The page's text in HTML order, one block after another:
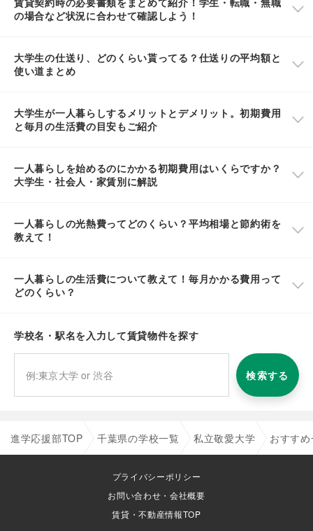
の場合など状況に合わせて確認しよう！
大学生の仕送り、どのくらい貰ってる？仕送りの平均額と
使い道まとめ
大学生が一人暮らしするメリットとデメリット。初期費用
と毎月の生活費の目安もご紹介
一人暮らしを始めるのにかかる初期費用はいくらですか？
大学生・社会人・家賃別に解説
一人暮らしの光熱費ってどのくらい？平均相場と節約術を
教えて！
一人暮らしの生活費について教えて！毎月かかる費用って
どのくらい？
学校名・駅名を入力して賃貸物件を探す
検索する
進学応援部TOP 千葉県の学校一覧 私立敬愛大学 おすす
プライバシーポリシー
お問い合わせ・会社概要
賃貸・不動産情報TOP